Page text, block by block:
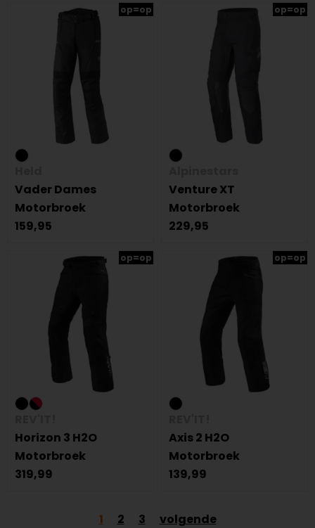
op=op
Vader Dames
Motorbroek
159,95
op=op
Venture XT
Motorbroek
229,95
op=op
Horizon 3 H2O
Motorbroek
319,99
op=op
Axis 2 H2O
Motorbroek
139,99
1 2 3 volgende